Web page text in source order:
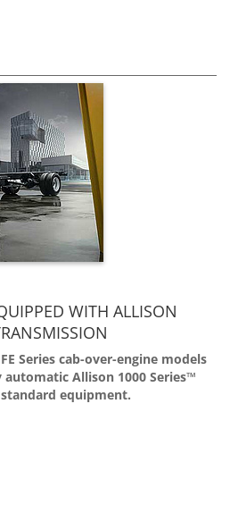
WITH ALLISON
Series cab-over-engine models
Allison 1000 Series™
equipment.